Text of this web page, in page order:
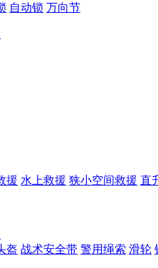
自动锁 万向节
援 水上救援 狭小空间救援 直
盔 战术安全带 警用绳索 滑轮